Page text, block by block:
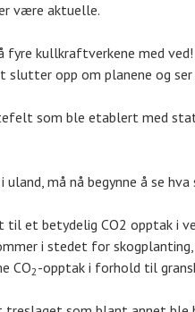
være aktuelle.
kullkraftverkene med
slutter opp om planene og
som ble etablert med
må nå begynne å se
til et betydelig CO2 opptak
i stedet for
CO2-opptak i forhold til